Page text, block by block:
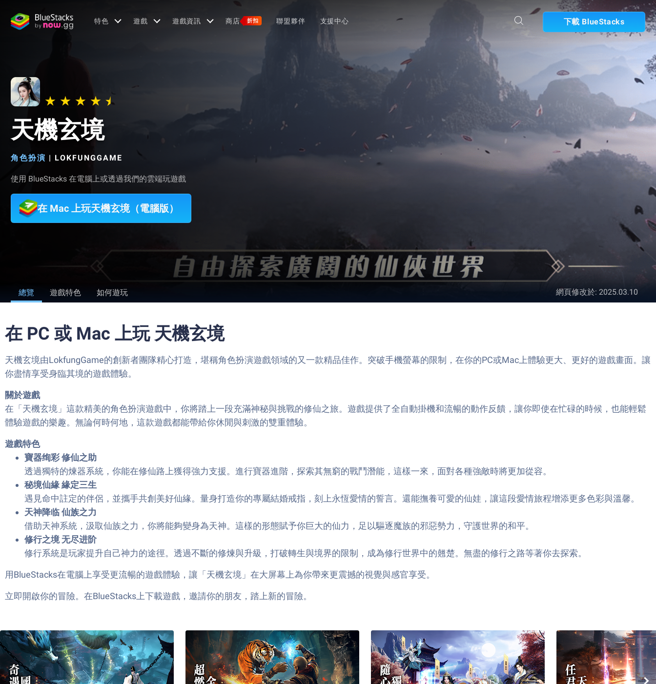
特色 遊戲 遊戲資訊 商店 折扣 聯盟夥伴 支援中心 下載 BlueStacks
天機玄境
角色扮演 | LOKFUNGGAME
使用 BlueStacks 在電腦上或透過我們的雲端玩遊戲
在 Mac 上玩天機玄境（電腦版）
總覽 遊戲特色 如何遊玩 網頁修改於: 2025.03.10
在 PC 或 Mac 上玩 天機玄境
天機玄境由LokfungGame的創新者團隊精心打造，堪稱角色扮演遊戲領域的又一款精品佳作。突破手機螢幕的限制，在你的PC或Mac上體驗更大、更好的遊戲畫面。讓
你盡情享受身臨其境的遊戲體驗。
關於遊戲
在「天機玄境」這款精美的角色扮演遊戲中，你將踏上一段充滿神秘與挑戰的修仙之旅。遊戲提供了全自動掛機和流暢的動作反饋，讓你即使在忙碌的時候，也能輕鬆
體驗遊戲的樂趣。無論何時何地，這款遊戲都能帶給你休閒與刺激的雙重體驗。
遊戲特色
寶器绚彩 修仙之助
透過獨特的煉器系統，你能在修仙路上獲得強力支援。進行寶器進階，探索其無窮的戰鬥潛能，這樣一來，面對各種強敵時將更加從容。
秘境仙緣 緣定三生
遇見命中註定的伴侶，並攜手共創美好仙緣。量身打造你的專屬結婚戒指，刻上永恆愛情的誓言。還能撫養可愛的仙娃，讓這段愛情旅程增添更多色彩與溫馨。
天神降临 仙族之力
借助天神系統，汲取仙族之力，你將能夠變身為天神。這樣的形態賦予你巨大的仙力，足以驅逐魔族的邪惡勢力，守護世界的和平。
修行之境 无尽进阶
修行系統是玩家提升自己神力的途徑。透過不斷的修煉與升級，打破轉生與境界的限制，成為修行世界中的翹楚。無盡的修行之路等著你去探索。
用BlueStacks在電腦上享受更流暢的遊戲體驗，讓「天機玄境」在大屏幕上為你帶來更震撼的視覺與感官享受。
立即開啟你的冒險。在BlueStacks上下載遊戲，邀請你的朋友，踏上新的冒險。